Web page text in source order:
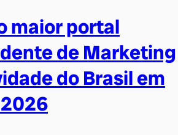
maior portal
de Marketing
do Brasil em